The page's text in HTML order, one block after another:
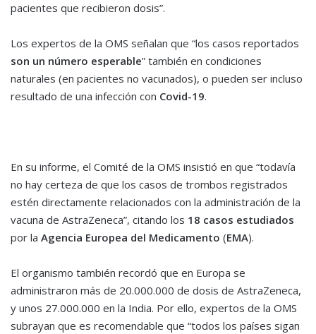
pacientes que recibieron dosis”.
Los expertos de la OMS señalan que “los casos reportados
son un número esperable” también en condiciones
naturales (en pacientes no vacunados), o pueden ser incluso
resultado de una infección con Covid-19.
En su informe, el Comité de la OMS insistió en que “todavía
no hay certeza de que los casos de trombos registrados
estén directamente relacionados con la administración de la
vacuna de AstraZeneca”, citando los 18 casos estudiados
por la Agencia Europea del Medicamento (EMA).
El organismo también recordó que en Europa se
administraron más de 20.000.000 de dosis de AstraZeneca,
y unos 27.000.000 en la India. Por ello, expertos de la OMS
subrayan que es recomendable que “todos los países sigan